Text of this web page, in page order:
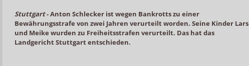
Stuttgart-Anton Schlecker ist wegen Bankrotts zu einer
Bewährungsstrafe von zwei Jahren verurteilt worden. Seine Kinder Lars
und Meike wurden zu Freiheitsstrafen verurteilt. Das hat das
Landgericht Stuttgart entschieden.